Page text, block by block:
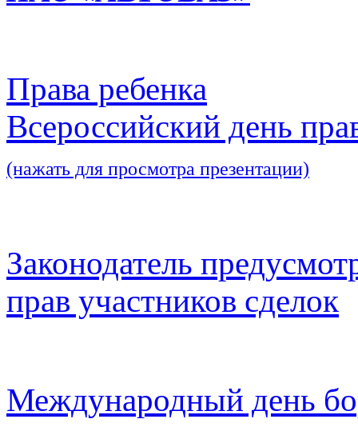
Права ребенка
Всероссийский день
(нажать для просмотра презентации)
Законодатель
прав участников сделок
Международный день